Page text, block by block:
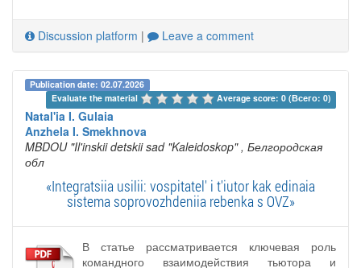
Discussion platform | Leave a comment
Publication date: 02.07.2026
Evaluate the material
Average score: 0 (Всего: 0)
Natal'ia I. Gulaia
Anzhela I. Smekhnova
MBDOU "Il'inskii detskii sad "Kaleidoskop" , Белгородская
обл
«Integratsiia usilii: vospitatel' i t'iutor kak edinaia
sistema soprovozhdeniia rebenka s OVZ»
В статье рассматривается ключевая роль
командного взаимодействия тьютора и